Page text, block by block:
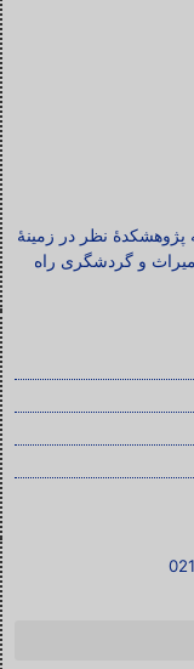
پژوهشکدۀ نظر در زمینۀ
و گردشگری راه